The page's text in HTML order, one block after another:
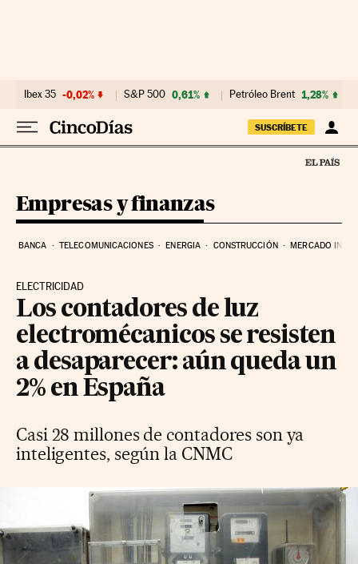
Ibex 35 -0,02% S&P 500 0,61% Petróleo Brent 1,28%
SUSCRÍBETE
Empresas y finanzas
BANCA TELECOMUNICACIONES ENERGIA CONSTRUCCIÓN MERCADO
ELECTRICIDAD
Los contadores de luz
electromécanicos se resisten
a desaparecer: aún queda un
2% en España
Casi 28 millones de contadores son ya
inteligentes, según la CNMC